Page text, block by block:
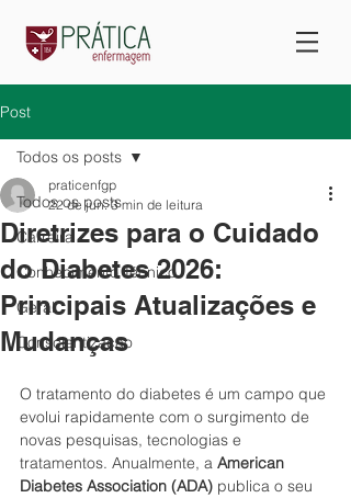
Post
Todos os posts
Carreira
Conhecimento Técnico
Geral
Conscientização
Todos os posts
Diretrizes para o Cuidado
do Diabetes 2026:
Principais Atualizações e
Mudanças
praticenfgp
22 de jun. 3 min de leitura
O tratamento do diabetes é um campo que
evolui rapidamente com o surgimento de
novas pesquisas, tecnologias e
tratamentos. Anualmente, a American
Diabetes Association (ADA) publica o seu